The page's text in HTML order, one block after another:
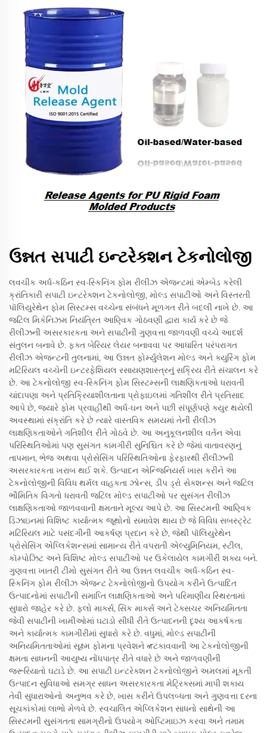
ઉન્નત સપાટી ઇન્ટરેક્શન ટેકનોલોજી
લવચીક અર્ધ-કઠિન સ્વ-સ્કિનિંગ ફોમ રીલીઝ એજન્ટમાં એમ્બેડ કરેલી
ક્રાંતિકારી સપાટી ઇન્ટરેક્શન ટેકનોલોજી, મોલ્ડ સપાટીઓ અને વિસ્તરતી
પૉલિયુરેથેન ફોમ સિસ્ટમ્સ વચ્ચેના સંબંધને મૂળગત રીતે બદલી નાખે છે. આ
જટિલ મિકેનિઝમ નિયંત્રિત આણ્વિક ગોઠવણી દ્વારા કાર્ય કરે છે જે
રીલીઝની અસરકારકતા અને સપાટીની ગુણવત્તા જાળવણી વચ્ચે આદર્શ
સંતુલન બનાવે છે. ફક્ત બેરિયર લેયર બનાવવા પર આધારિત પરંપરાગત
રીલીઝ એજન્ટની તુલનામાં, આ ઉન્નત ફોર્મ્યુલેશન મોલ્ડ અને ક્યુરિંગ ફોમ
મટિરિયલ વચ્ચેની ઇન્ટરફેશિયલ રસાયણશાસ્ત્રનું સક્રિય રીતે સંચાલન કરે
છે. આ ટેકનોલોજી સ્વ-સ્કિનિંગ ફોમ સિસ્ટમ્સની લાક્ષણિકતાઓ ધરાવતી
ચાંદાપણા અને પ્રતિક્રિયાશીલતાના પ્રોફાઇલમાં ગતિશીલ રીતે પ્રતિસાદ
આપે છે, જ્યારે ફોમ પ્રવાહીથી અર્ધ-ઘન અને પછી સંપૂર્ણપણે ક્યુર થયેલી
અવસ્થામાં સંક્રાંતિ કરે છે ત્યારે વાસ્તવિક સમયમાં તેની રીલીઝ
લાક્ષણિકતાઓને ગતિશીલ રીતે ગોઠવે છે. આ અનુકૂલનશીલ વર્તન એવા
પરિસ્થિતિઓમાં પણ સુસંગત કામગીરી સુનિશ્ચિત કરે છે જેમાં વાતાવરણનું
તાપમાન, ભેજ અથવા પ્રોસેસિંગ પરિસ્થિતિઓના ફેરફારથી રીલીઝની
અસરકારકતા ખરાબ થઈ શકે. ઉત્પાદન એન્જિનિયર્સ ખાસ કરીને આ
ટેકનોલોજીની વિવિધ થર્મલ વાહકતા ઝોન્સ, ડીપ ડ્રો સેક્શન્સ અને જટિલ
ભૌમિતિક વિગતો ધરાવતી જટિલ મોલ્ડ સપાટીઓ પર સુસંગત રીલીઝ
લાક્ષણિકતાઓ જાળવવાની ક્ષમતાને મૂલ્ય આપે છે. આ સિસ્ટમની આણ્વિક
ડિઝાઇનમાં વિશિષ્ટ કાર્યાત્મક જૂથોનો સમાવેશ થાય છે જે વિવિધ સબસ્ટ્રેટ
મટિરિયલ માટે પસંદગીની આકર્ષણ પ્રદાન કરે છે, જેથી પૉલિયુરેથેન
પ્રોસેસિંગ એપ્લિકેશન્સમાં સામાન્ય રીતે વપરાતી એલ્યુમિનિયમ, સ્ટીલ,
કૉમ્પોઝિટ અને વિશિષ્ટ મોલ્ડ સપાટીઓ પર ઉકેલાયેલ કામગીરી શક્ય બને.
ગુણવત્તા ખાતરી ટીમો સુસંગત રીતે આ ઉન્નત લવચીક અર્ધ-કઠિન સ્વ-
સ્કિનિંગ ફોમ રીલીઝ એજન્ટ ટેકનોલોજીનો ઉપયોગ કરીને ઉત્પાદિત
ઉત્પાદનોમાં સપાટીની સમાપ્તિ લાક્ષણિકતાઓ અને પરિમાણીય સ્થિરતામાં
સુધારો જાહેર કરે છે. ફ્લો માર્ક્સ, સિંક માર્ક્સ અને ટેક્સચર અનિયમિતતા
જેવી સપાટીની ખામીઓમાં ઘટાડો સીધી રીતે ઉત્પાદનની દૃશ્ય આકર્ષકતા
અને કાર્યાત્મક કામગીરીમાં સુધારો કરે છે. વધુમાં, મોલ્ડ સપાટીની
અનિયમિતતાઓમાં સૂક્ષ્મ ફોમના પ્રવેશને ਅટકાવવાની આ ટેકનોલોજીની
ક્ષમતા સાધનની આયુષ્ય નોંધપાત્ર રીતે વધારે છે અને જાળવણીની
જરૂરિયાતો ઘટાડે છે. આ સપાટી ઇન્ટરેક્શન ટેકનોલોજીને અમલમાં મૂકતી
ઉત્પાદન સુવિધાઓ સમગ્ર સાધન અસરકારકતા મેટ્રિક્સમાં માપી શકાય
તેવી સુધારાઓનો અનુભવ કરે છે, ખાસ કરીને ઉપલબ્ધતા અને ગુણવત્તા દરના
સૂચકાંકોમાં લાભો મેળવે છે. સ્વચાલિત એપ્લિકેશન સાધનો સાથેની આ
સિસ્ટમની સુસંગતતા સામગ્રીનો ઉપયોગ ઓપ્ટિમાઇઝ કરવા અને તમામ